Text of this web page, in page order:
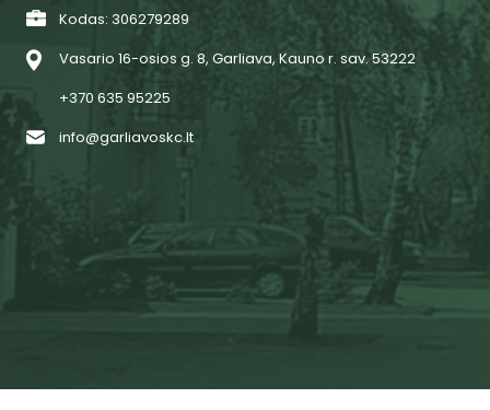
Kodas: 306279289
Vasario 16-osios g. 8, Garliava, Kauno r. sav. 53222
+370 635 95225
info@garliavoskc.lt